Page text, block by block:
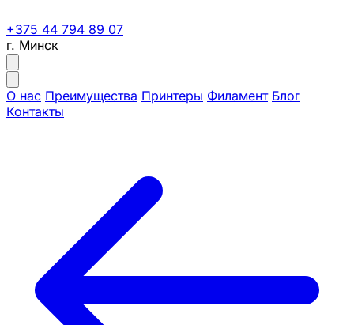
+375 44 794 89 07
г. Минск
О нас Преимущества Принтеры Филамент Блог
Контакты